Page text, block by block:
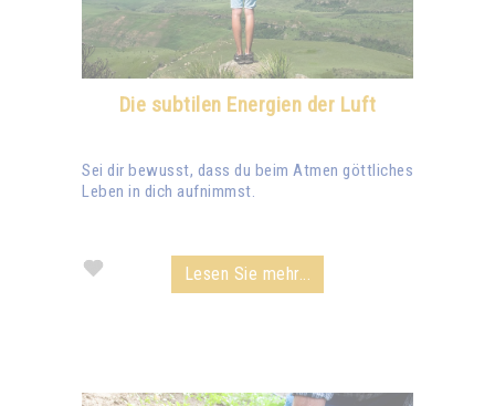
Die subtilen Energien der Luft
Sei dir bewusst, dass du beim Atmen göttliches
Leben in dich aufnimmst.
Lesen Sie mehr...